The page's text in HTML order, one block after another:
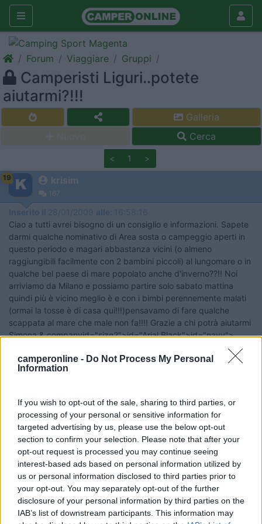
camperonline - Do Not Process My Personal
Information
If you wish to opt-out of the sale, sharing to third parties, or
processing of your personal or sensitive information for
targeted advertising by us, please use the below opt-out
section to confirm your selection. Please note that after your
opt-out request is processed you may continue seeing
interest-based ads based on personal information utilized by
us or personal information disclosed to third parties prior to
your opt-out. You may separately opt-out of the further
disclosure of your personal information by third parties on the
IAB’s list of downstream participants. This information may
Forum Viaggiare Gruppi
Camperisti Liguri..potete
aiutarmi?!!!
Galleria
Cerca
< 1 >
19 krisim
167
Inserito il 28/01/2009 alle: 16:58:16
Ciao a tutti avrei bisogno di un consiglio e informazioni. Sapete
darmi qualche nominativo di Area sosta o campeggio aperti in
questo periodo e magari abbastanza vicini (o almeno
raggiungibili facilmente con 2 bambini piccoli) al lungomare o in
qualche bel paese di mare popolato anche d'inverno??!! Noi
arriviamo da Milano e possiamo partire solo sabato mattina
quindi più è vicino meglio è e con i bimbi perennemente malati
(ormai la tosse è di casa qui!!!)pensavamo di fare qualche
scappata al mare che male non fa!!!! Grazie a chi potrà aiutarmi
Simona & companyid="size2">id="Arial Black">id="navy">
621119
4504
Ciao Simona, io abito nella riviera di levante, in questa stagione
non è che ci sia tenta gente, a dire il vero neanche in estate la
puoi paragonare ad altri posti, tipo la riviera adriatica,
comunque se vuoi fare solo un week end, puoi sostare a
Rapallo, per esempio, il park è subito dopo l'uscita autostradale,
allo stop guardi leggermente a destra e lo vedi, da lì puoi
raggiungere il mare a piedi o in bus, circa 1,5 km, altro sito San
Rocco di Camogli, vista mozzafiato però il mare lo vedi dall'alto,
uscita autostrada Recco direzione Rapallo, prima della galleria
della Ruta bivio a destra per l'area, se vuoi altre info chiedi pure